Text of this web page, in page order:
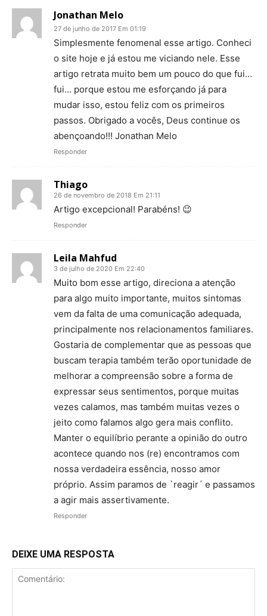
Jonathan Melo
27 de junho de 2017 Em 01:19
Simplesmente fenomenal esse artigo. Conheci
o site hoje e já estou me viciando nele. Esse
artigo retrata muito bem um pouco do que fui…
fui… porque estou me esforçando já para
mudar isso, estou feliz com os primeiros
passos. Obrigado a vocês, Deus continue os
abençoando!!! Jonathan Melo
Responder
Thiago
26 de novembro de 2018 Em 21:11
Artigo excepcional! Parabéns! 😉
Responder
Leila Mahfud
3 de julho de 2020 Em 22:40
Muito bom esse artigo, direciona a atenção
para algo muito importante, muitos sintomas
vem da falta de uma comunicação adequada,
principalmente nos relacionamentos familiares.
Gostaria de complementar que as pessoas que
buscam terapia também terão oportunidade de
melhorar a compreensão sobre a forma de
expressar seus sentimentos, porque muitas
vezes calamos, mas também muitas vezes o
jeito como falamos algo gera mais conflito.
Manter o equilíbrio perante a opinião do outro
acontece quando nos (re) encontramos com
nossa verdadeira essência, nosso amor
próprio. Assim paramos de `reagir´ e passamos
a agir mais assertivamente.
Responder
DEIXE UMA RESPOSTA